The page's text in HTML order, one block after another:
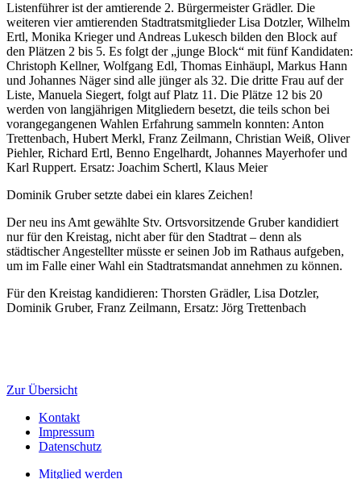
Listenführer ist der amtierende 2. Bürgermeister Grädler. Die
weiteren vier amtierenden Stadtratsmitglieder Lisa Dotzler, Wilhelm
Ertl, Monika Krieger und Andreas Lukesch bilden den Block auf
den Plätzen 2 bis 5. Es folgt der „junge Block“ mit fünf Kandidaten:
Christoph Kellner, Wolfgang Edl, Thomas Einhäupl, Markus Hann
und Johannes Näger sind alle jünger als 32. Die dritte Frau auf der
Liste, Manuela Siegert, folgt auf Platz 11. Die Plätze 12 bis 20
werden von langjährigen Mitgliedern besetzt, die teils schon bei
vorangegangenen Wahlen Erfahrung sammeln konnten: Anton
Trettenbach, Hubert Merkl, Franz Zeilmann, Christian Weiß, Oliver
Piehler, Richard Ertl, Benno Engelhardt, Johannes Mayerhofer und
Karl Ruppert. Ersatz: Joachim Schertl, Klaus Meier
Dominik Gruber setzte dabei ein klares Zeichen!
Der neu ins Amt gewählte Stv. Ortsvorsitzende Gruber kandidiert
nur für den Kreistag, nicht aber für den Stadtrat – denn als
städtischer Angestellter müsste er seinen Job im Rathaus aufgeben,
um im Falle einer Wahl ein Stadtratsmandat annehmen zu können.
Für den Kreistag kandidieren: Thorsten Grädler, Lisa Dotzler,
Dominik Gruber, Franz Zeilmann, Ersatz: Jörg Trettenbach
Zur Übersicht
Kontakt
Impressum
Datenschutz
Mitglied werden